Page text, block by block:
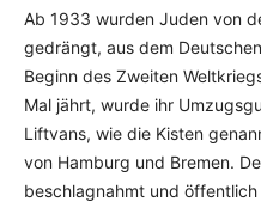
Ab 1933 wurden Juden von
gedrängt, aus dem
Beginn des Zweiten
Mal jährt, wurde ihr
Liftvans, wie die Kisten
von Hamburg und Bremen.
beschlagnahmt und